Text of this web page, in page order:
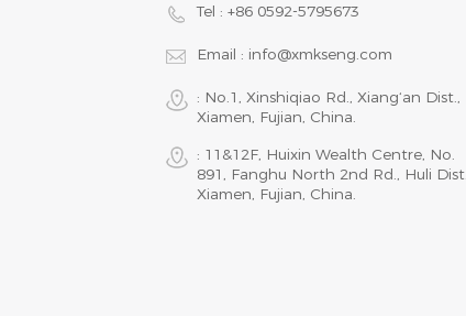
Tel : +86 0592-5795673
Email : info@xmkseng.com
: No.1, Xinshiqiao Rd., Xiang‘an Dist.,
Xiamen, Fujian, China.
: 11&12F, Huixin Wealth Centre, No.
891, Fanghu North 2nd Rd., Huli Dist.,
Xiamen, Fujian, China.